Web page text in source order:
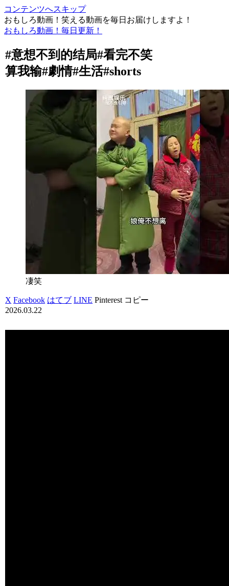
コンテンツへスキップ
おもしろ動画！笑える動画を毎日お届けしますよ！
おもしろ動画！毎日更新！
#意想不到的结局#看完不笑
算我输#劇情#生活#shorts
凄笑
X Facebook はてブ LINE Pinterest コピー
2026.03.22